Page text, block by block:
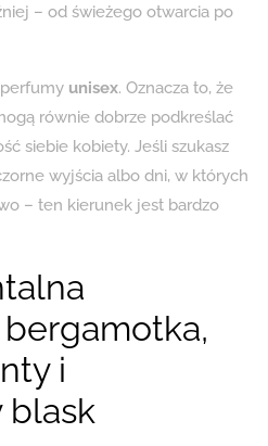
– od świeżego otwarcia po
unisex. Oznacza to, że
równie dobrze podkreślać
siebie kobiety. Jeśli szukasz
wyjścia albo dni, w których
– ten kierunek jest bardzo
i
blask